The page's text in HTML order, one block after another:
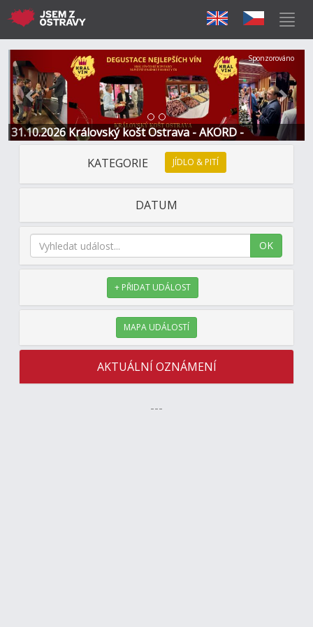
31.10.2026 Královský košt Ostrava - AKORD -
Restaurace a Hotel
Předchozí Další
Sponzorováno
KATEGORIE JÍDLO & PITÍ
DATUM
OK
+ PŘIDAT UDÁLOST
MAPA UDÁLOSTÍ
AKTUÁLNÍ OZNÁMENÍ
---